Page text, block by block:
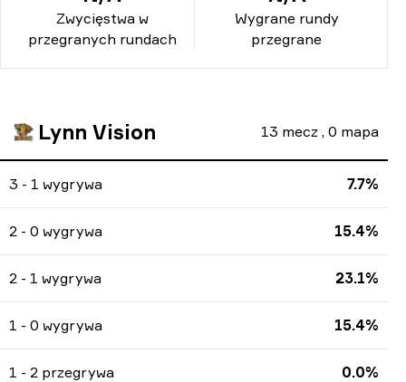
Zwycięstwa w
przegranych rundach
Wygrane rundy
przegrane
Lynn Vision 13 mecz , 0 mapa
3 - 1 wygrywa 7.7%
2 - 0 wygrywa 15.4%
2 - 1 wygrywa 23.1%
1 - 0 wygrywa 15.4%
1 - 2 przegrywa 0.0%